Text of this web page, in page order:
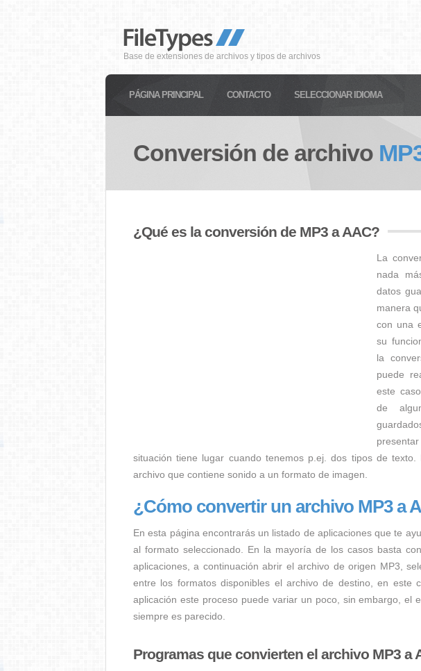
Base de extensiones de archivos y tipos de archivos
PÁGINA PRINCIPAL CONTACTO SELECCIONAR IDIOMA
Conversión de archivo
¿Qué es la conversión de MP3 a AAC?
La
nada
datos
manera
con una
su
la
puede
este
de
situación tiene lugar cuando tenemos p.ej. dos tipos de
archivo que contiene sonido a un formato de imagen.
¿Cómo convertir un archivo MP3 a
En esta página encontrarás un listado de aplicaciones que te
al formato seleccionado. En la mayoría de los casos basta
aplicaciones, a continuación abrir el archivo de origen MP3,
entre los formatos disponibles el archivo de destino, en este
aplicación este proceso puede variar un poco, sin embargo, el
siempre es parecido.
Programas que convierten el archivo MP3 a